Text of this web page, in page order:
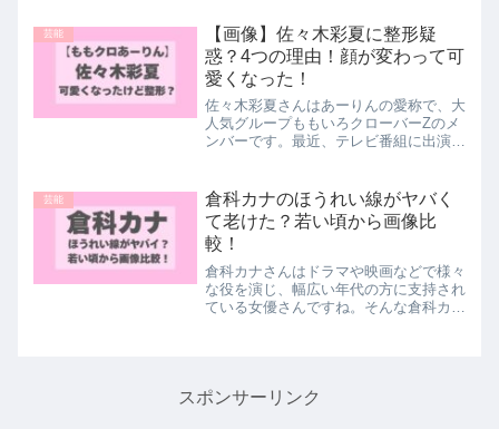
ある松本若菜さんですが、その遅咲きの
理由のひとつが「美女すぎ...
芸能
【画像】佐々木彩夏に整形疑
惑？4つの理由！顔が変わって可
愛くなった！
佐々木彩夏さんはあーりんの愛称で、大
人気グループももいろクローバーZのメ
ンバーです。最近、テレビ番組に出演す
か、、、そこで今回は、佐々木彩夏さん
は昔と顔が変わって可愛くなった...
芸能
倉科カナのほうれい線がヤバく
て老けた？若い頃から画像比
較！
倉科カナさんはドラマや映画などで様々
な役を演じ、幅広い年代の方に支持され
ている女優さんですね。そんな倉科カナ
スポンサーリンク